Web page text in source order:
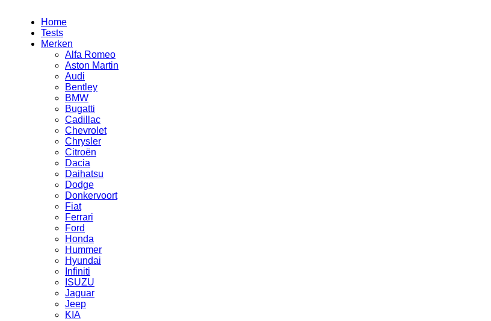
Home
Tests
Merken
Alfa Romeo
Aston Martin
Audi
Bentley
BMW
Bugatti
Cadillac
Chevrolet
Chrysler
Citroën
Dacia
Daihatsu
Dodge
Donkervoort
Fiat
Ferrari
Ford
Honda
Hummer
Hyundai
Infiniti
ISUZU
Jaguar
Jeep
KIA